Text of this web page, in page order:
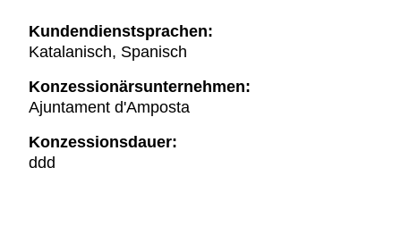
Kundendienstsprachen:
Katalanisch, Spanisch
Konzessionärsunternehmen:
Ajuntament d'Amposta
Konzessionsdauer:
ddd